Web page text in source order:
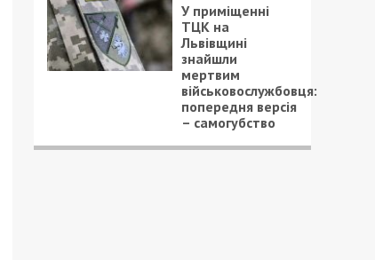
У приміщенні
ТЦК на
Львівщині
знайшли
мертвим
військовослужбовця:
попередня версія
– самогубство